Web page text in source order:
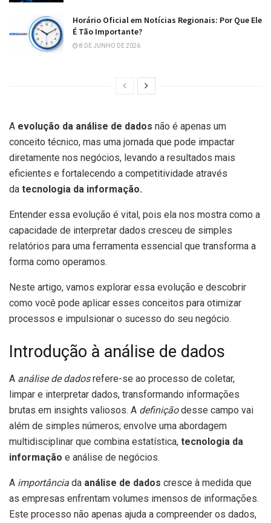
Horário Oficial em Notícias Regionais: Por Que Ele
É Tão Importante?
8 DE JUNHO DE 2026
A evolução da análise de dados não é apenas um
conceito técnico, mas uma jornada que pode impactar
diretamente nos negócios, levando a resultados mais
eficientes e fortalecendo a competitividade através
da tecnologia da informação.
Entender essa evolução é vital, pois ela nos mostra como a
capacidade de interpretar dados cresceu de simples
relatórios para uma ferramenta essencial que transforma a
forma como operamos.
Neste artigo, vamos explorar essa evolução e descobrir
como você pode aplicar esses conceitos para otimizar
processos e impulsionar o sucesso do seu negócio.
Introdução à análise de dados
A análise de dadosrefere-se ao processo de coletar,
limpar e interpretar dados, transformando informações
brutas em insights valiosos. A definiçãodesse campo vai
além de simples números; envolve uma abordagem
multidisciplinar que combina estatística, tecnologia da
informação e análise de negócios.
A importância da análise de dados cresce à medida que
as empresas enfrentam volumes imensos de informações.
Este processo não apenas ajuda a compreender os dados,